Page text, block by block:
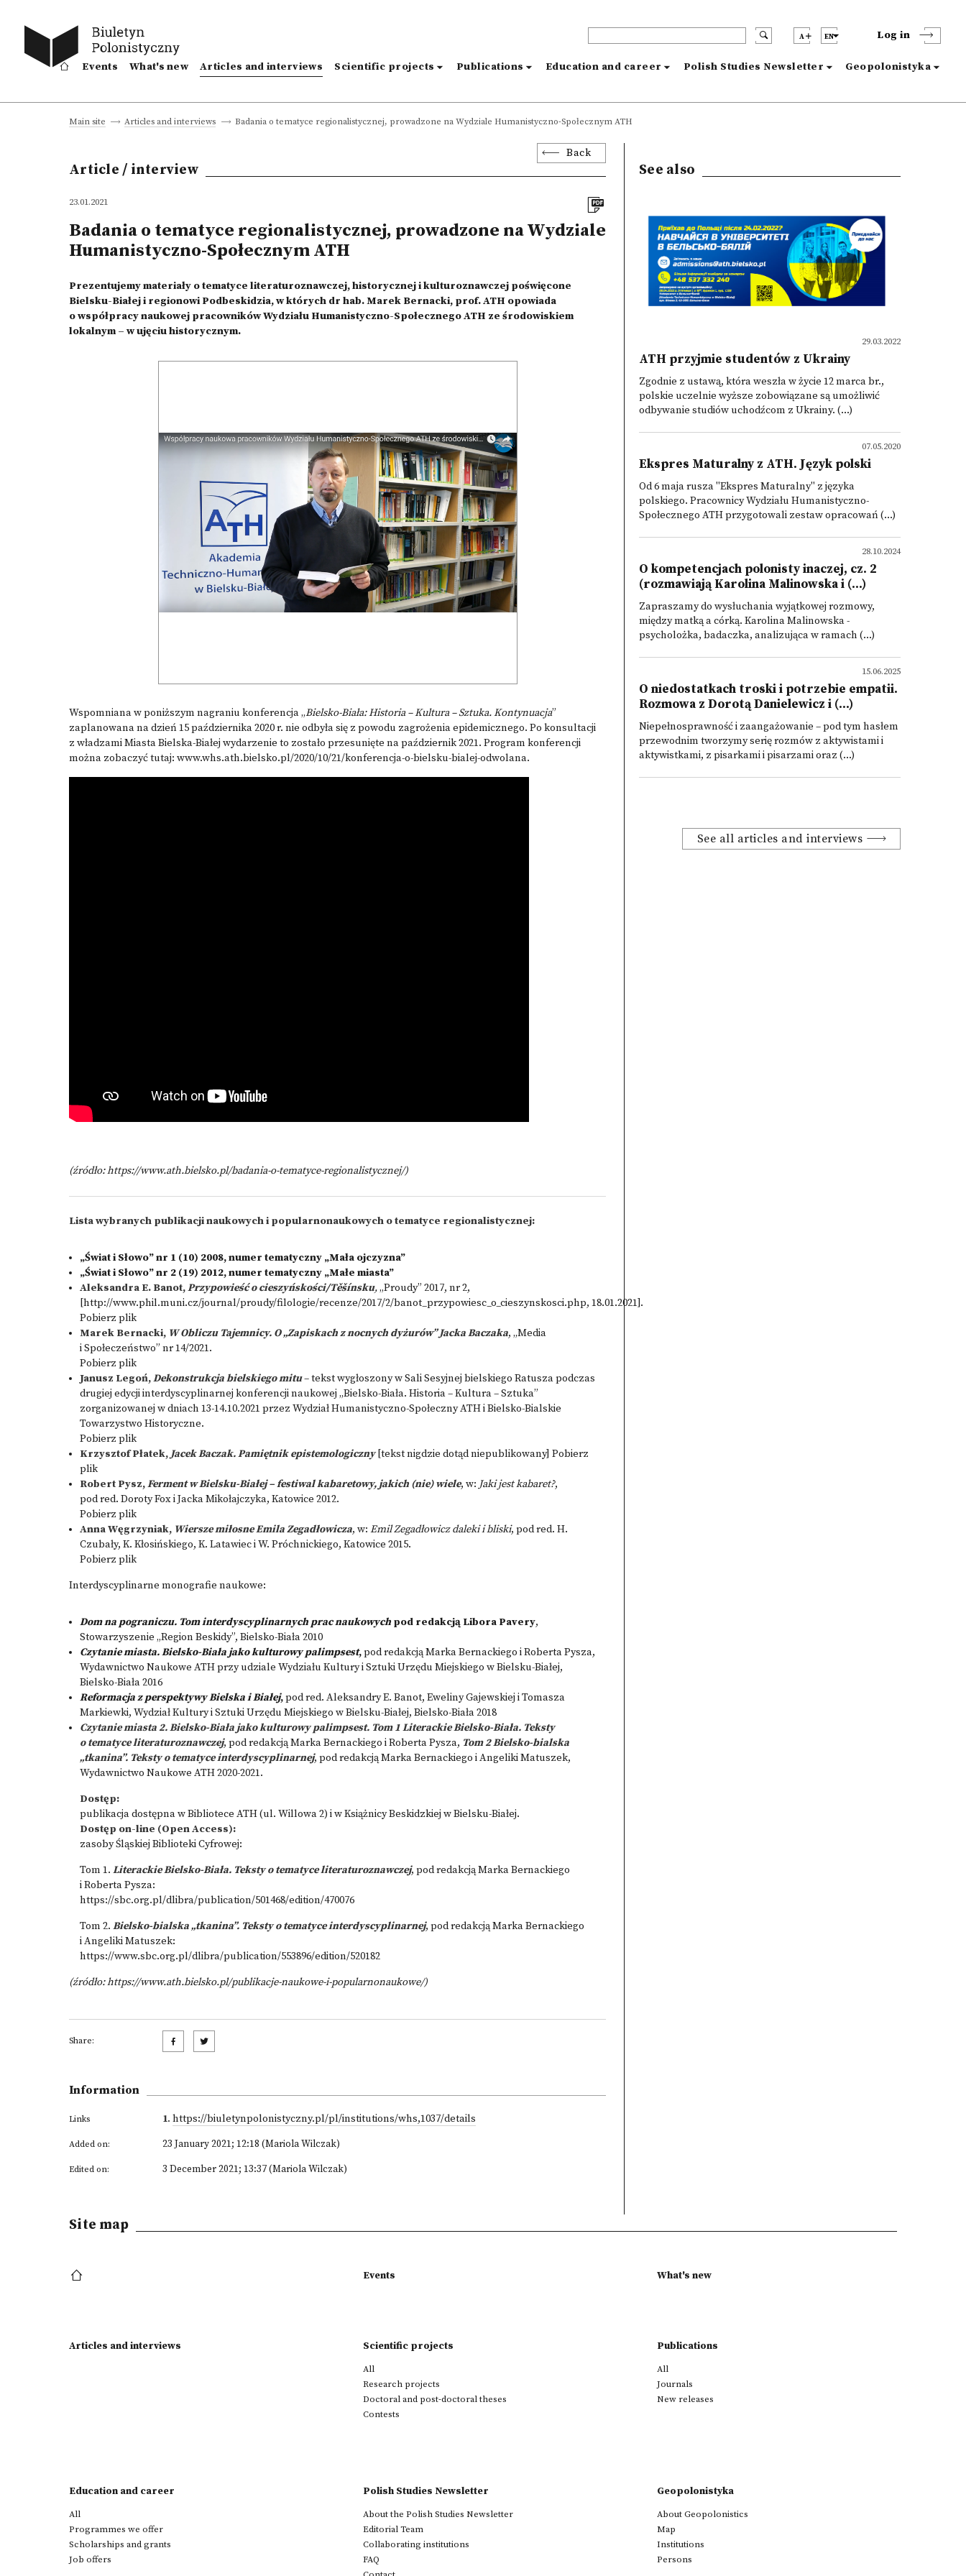
A EN Log in
Events What's new Articles and interviews Scientific projects Publications Education and career Polish Studies Newsletter Geopolonistyka
Main site Articles and interviews Badania o tematyce regionalistycznej, prowadzone na Wydziale Humanistyczno-Społecznym ATH
Back
Article / interview
23.01.2021
Badania o tematyce regionalistycznej, prowadzone na Wydziale
Humanistyczno-Społecznym ATH
Prezentujemy materiały o tematyce literaturoznawczej, historycznej i kulturoznawczej poświęcone
Bielsku-Białej i regionowi Podbeskidzia, w których dr hab. Marek Bernacki, prof. ATH opowiada
o współpracy naukowej pracowników Wydziału Humanistyczno-Społecznego ATH ze środowiskiem
lokalnym – w ujęciu historycznym.
Wspomniana w poniższym nagraniu konferencja „Bielsko-Biała: Historia – Kultura – Sztuka. Kontynuacja”
zaplanowana na dzień 15 października 2020 r. nie odbyła się z powodu zagrożenia epidemicznego. Po konsultacji
z władzami Miasta Bielska-Białej wydarzenie to zostało przesunięte na październik 2021. Program konferencji
można zobaczyć tutaj: www.whs.ath.bielsko.pl/2020/10/21/konferencja-o-bielsku-bialej-odwolana.
(źródło:https://www.ath.bielsko.pl/badania-o-tematyce-regionalistycznej/)
Lista wybranych publikacji naukowych i popularnonaukowych o tematyce regionalistycznej:
„Świat i Słowo” nr 1 (10) 2008, numer tematyczny „Mała ojczyzna”
„Świat i Słowo” nr 2 (19) 2012, numer tematyczny „Małe miasta”
Aleksandra E. Banot,Przypowieść o cieszyńskości/Těšínsku,„Proudy” 2017, nr 2,
[http://www.phil.muni.cz/journal/proudy/filologie/recenze/2017/2/banot_przypowiesc_o_cieszynskosci.php, 18.01.2021].
Pobierz plik
Marek Bernacki, W Obliczu Tajemnicy. O „Zapiskach z nocnych dyżurów” Jacka Baczaka, „Media
i Społeczeństwo” nr 14/2021.
Pobierz plik
Janusz Legoń,Dekonstrukcja bielskiego mitu– tekst wygłoszony w Sali Sesyjnej bielskiego Ratusza podczas
drugiej edycji interdyscyplinarnej konferencji naukowej „Bielsko-Biała. Historia – Kultura – Sztuka”
zorganizowanej w dniach 13-14.10.2021 przez Wydział Humanistyczno-Społeczny ATH i Bielsko-Bialskie
Towarzystwo Historyczne.
Pobierz plik
Krzysztof Płatek,Jacek Baczak. Pamiętnik epistemologiczny[tekst nigdzie dotąd niepublikowany] Pobierz
plik
Robert Pysz,Ferment w Bielsku-Białej – festiwal kabaretowy, jakich (nie) wiele, w: Jaki jest kabaret?,
pod red. Doroty Fox i Jacka Mikołajczyka, Katowice 2012.
Pobierz plik
Anna Węgrzyniak, Wiersze miłosne Emila Zegadłowicza, w: Emil Zegadłowicz daleki i bliski, pod red. H.
Czubały, K. Kłosińskiego, K. Latawiec i W. Próchnickiego, Katowice 2015.
Pobierz plik
Interdyscyplinarne monografie naukowe:
Dom na pograniczu. Tom interdyscyplinarnych prac naukowych pod redakcją Libora Pavery,
Stowarzyszenie „Region Beskidy”, Bielsko-Biała 2010
Czytanie miasta. Bielsko-Biała jako kulturowy palimpsest,pod redakcją Marka Bernackiego i Roberta Pysza,
Wydawnictwo Naukowe ATH przy udziale Wydziału Kultury i Sztuki Urzędu Miejskiego w Bielsku-Białej,
Bielsko-Biała 2016
Reformacja z perspektywy Bielska i Białej,pod red. Aleksandry E. Banot, Eweliny Gajewskiej i Tomasza
Markiewki, Wydział Kultury i Sztuki Urzędu Miejskiego w Bielsku-Białej, Bielsko-Biała 2018
Czytanie miasta 2. Bielsko-Biała jako kulturowy palimpsest. Tom 1 Literackie Bielsko-Biała. Teksty
o tematyce literaturoznawczej, pod redakcją Marka Bernackiego i Roberta Pysza, Tom 2 Bielsko-bialska
„tkanina”. Teksty o tematyce interdyscyplinarnej, pod redakcją Marka Bernackiego i Angeliki Matuszek,
Wydawnictwo Naukowe ATH 2020-2021.
Dostęp:
publikacja dostępna w Bibliotece ATH (ul. Willowa 2) i w Książnicy Beskidzkiej w Bielsku-Białej.
Dostęp on-line (Open Access):
zasoby Śląskiej Biblioteki Cyfrowej:
Tom 1. Literackie Bielsko-Biała. Teksty o tematyce literaturoznawczej, pod redakcją Marka Bernackiego
i Roberta Pysza:
https://sbc.org.pl/dlibra/publication/501468/edition/470076
Tom 2. Bielsko-bialska „tkanina”. Teksty o tematyce interdyscyplinarnej, pod redakcją Marka Bernackiego
i Angeliki Matuszek:
https://www.sbc.org.pl/dlibra/publication/553896/edition/520182
(źródło:https://www.ath.bielsko.pl/publikacje-naukowe-i-popularnonaukowe/)
Share:
Information
Links 1. https://biuletynpolonistyczny.pl/pl/institutions/whs,1037/details
Added on: 23 January 2021; 12:18 (Mariola Wilczak)
Edited on: 3 December 2021; 13:37 (Mariola Wilczak)
See also
29.03.2022
ATH przyjmie studentów z Ukrainy
Zgodnie z ustawą, która weszła w życie 12 marca br.,
polskie uczelnie wyższe zobowiązane są umożliwić
odbywanie studiów uchodźcom z Ukrainy. (...)
07.05.2020
Ekspres Maturalny z ATH. Język polski
Od 6 maja rusza "Ekspres Maturalny" z języka
polskiego. Pracownicy Wydziału Humanistyczno-
Społecznego ATH przygotowali zestaw opracowań (...)
28.10.2024
O kompetencjach polonisty inaczej, cz. 2
(rozmawiają Karolina Malinowska i (...)
Zapraszamy do wysłuchania wyjątkowej rozmowy,
między matką a córką. Karolina Malinowska -
psycholożka, badaczka, analizująca w ramach (...)
15.06.2025
O niedostatkach troski i potrzebie empatii.
Rozmowa z Dorotą Danielewicz i (...)
Niepełnosprawność i zaangażowanie – pod tym hasłem
przewodnim tworzymy serię rozmów z aktywistami i
aktywistkami, z pisarkami i pisarzami oraz (...)
See all articles and interviews
Site map
Events What's new
Articles and interviews Scientific projects
All
Research projects
Doctoral and post-doctoral theses
Contests
Publications
All
Journals
New releases
Education and career
All
Programmes we offer
Scholarships and grants
Job offers
Polish Studies Newsletter
About the Polish Studies Newsletter
Editorial Team
Collaborating institutions
FAQ
Geopolonistyka
About Geopolonistics
Map
Institutions
Persons